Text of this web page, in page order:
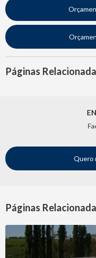
Páginas
Quero
Páginas